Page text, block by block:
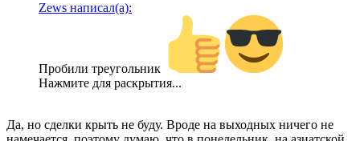
Zews написал(а):
Пробили треугольник
Нажмите для раскрытия...
Да, но сделки крыть не буду. Вроде на выходных ничего не